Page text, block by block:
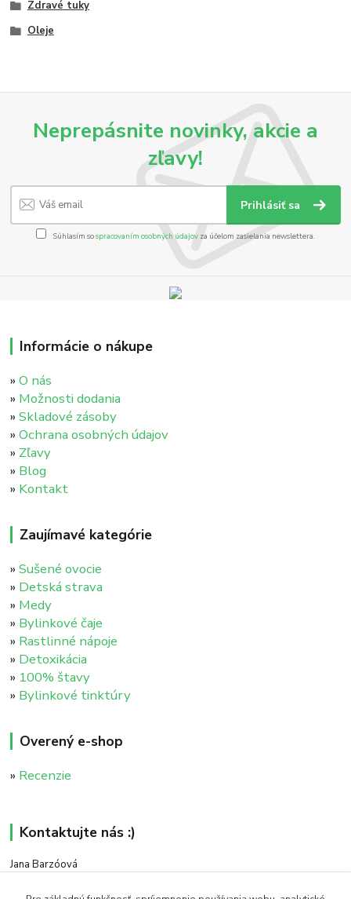
Zdravé tuky
Oleje
Neprepásnite novinky, akcie a
zľavy!
Prihlásiť sa
Súhlasím sospracovaním osobných údajov za účelom zasielania newslettera.
Informácie o nákupe
»O nás
» Možnosti dodania
»Skladové zásoby
»Ochrana osobných údajov
» Zľavy
» Blog
» Kontakt
Zaujímavé kategórie
»Sušené ovocie
» Detská strava
» Medy
» Bylinkové čaje
» Rastlinné nápoje
» Detoxikácia
» 100% štavy
» Bylinkové tinktúry
Overený e-shop
» Recenzie
Kontaktujte nás :)
Jana Barzóová